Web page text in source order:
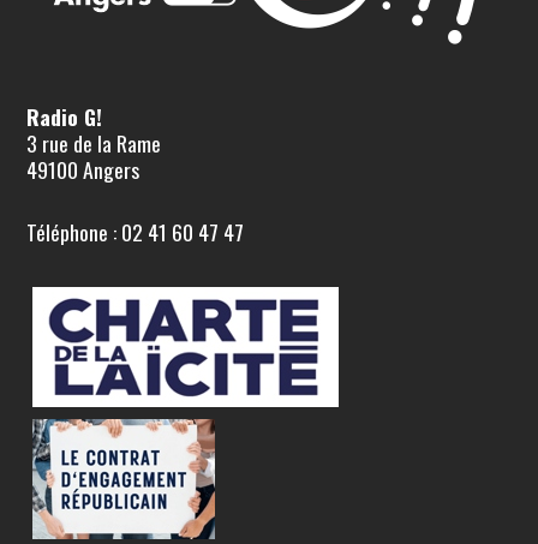
Radio G!
3 rue de la Rame
49100 Angers
Téléphone : 02 41 60 47 47